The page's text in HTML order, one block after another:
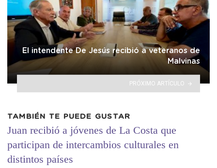
El intendente De Jesús recibió a veteranos de
Malvinas
PRÓXIMO ARTÍCULO
TAMBIÉN TE PUEDE GUSTAR
Juan recibió a jóvenes de La Costa que
participan de intercambios culturales en
distintos países